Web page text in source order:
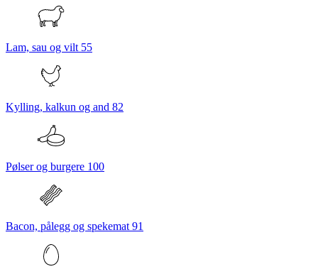
Lam, sau og vilt 55
Kylling, kalkun og and 82
Pølser og burgere 100
Bacon, pålegg og spekemat 91